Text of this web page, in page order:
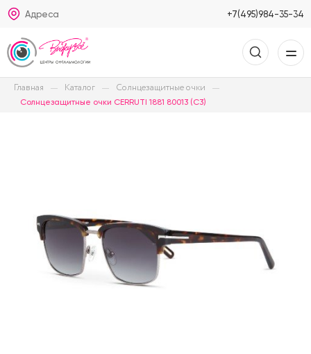
Адреса +7(495)984-35-34
Главная Каталог Солнцезащитные очки
Солнцезащитные очки CERRUTI 1881 80013 (C3)